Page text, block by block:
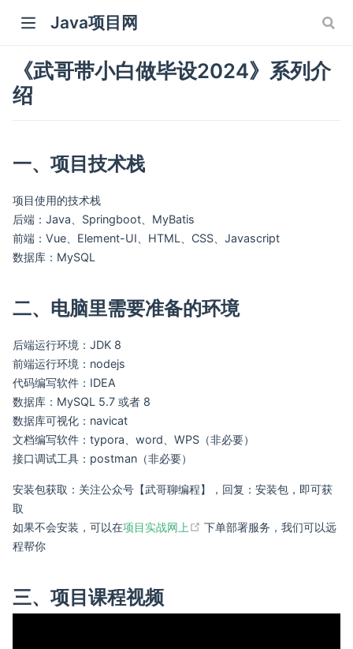
Java项目网
window)
《武哥带小白做毕设2024》系列介
绍
一、项目技术栈
项目使用的技术栈
后端：Java、Springboot、MyBatis
前端：Vue、Element-UI、HTML、CSS、Javascript
数据库：MySQL
二、电脑里需要准备的环境
后端运行环境：JDK 8
前端运行环境：nodejs
代码编写软件：IDEA
数据库：MySQL 5.7 或者 8
数据库可视化：navicat
文档编写软件：typora、word、WPS（非必要）
接口调试工具：postman（非必要）
安装包获取：关注公众号【武哥聊编程】，回复：安装包，即可获
取
如果不会安装，可以在项目实战网上 (opens new window)
下单部署服务，我们可以远
程帮你
三、项目课程视频